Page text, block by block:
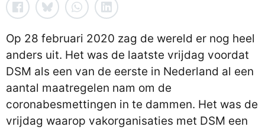
Op 28 februari 2020 zag de wereld er nog heel
anders uit. Het was de laatste vrijdag voordat
DSM als een van de eerste in Nederland al een
aantal maatregelen nam om de
coronabesmettingen in te dammen. Het was de
vrijdag waarop vakorganisaties met DSM een